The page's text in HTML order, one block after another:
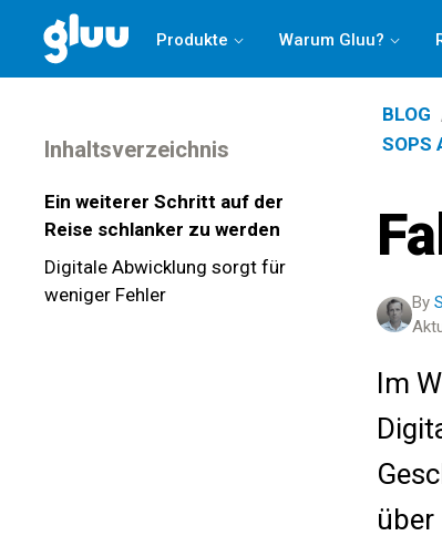
Produkte Warum Gluu?
Inhaltsverzeichnis
Ein weiterer Schritt auf der
Reise schlanker zu werden
Digitale Abwicklung sorgt für
weniger Fehler
BLOG
SOPS
By
Im
Holen Sie sich IhrenProcess Success